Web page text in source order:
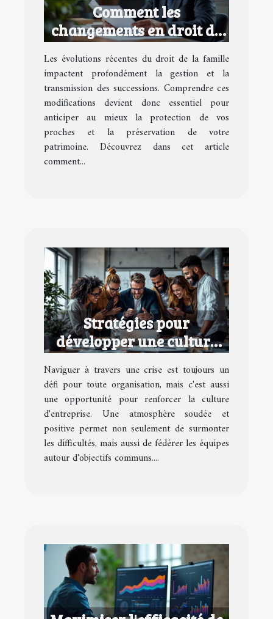
Comment les
changements en droit de
la famille affectent vos
successions ?
Les évolutions récentes du droit de la famille
impactent profondément la gestion et la
transmission des successions. Comprendre ces
modifications devient donc essentiel pour
anticiper au mieux la protection de vos
proches et la préservation de votre
patrimoine. Découvrez dans cet article
comment...
Stratégies pour
développer une culture
d'entreprise performante
en temps de crise
Naviguer à travers une crise est toujours un
défi pour toute organisation, mais c'est aussi
une opportunité pour renforcer la culture
d'entreprise. Une atmosphère soudée et
positive permet non seulement de surmonter
les difficultés, mais aussi de fédérer les équipes
autour d'objectifs communs....